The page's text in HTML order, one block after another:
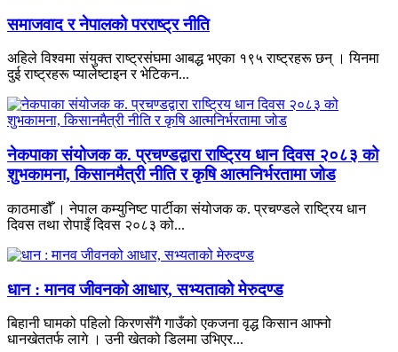
समाजवाद र नेपालको परराष्ट्र नीति
अहिले विश्वमा संयुक्त राष्ट्रसंघमा आबद्ध भएका १९५ राष्ट्रहरू छन् । यिनमा
दुई राष्ट्रहरू प्यालेष्टाइन र भेटिकन...
नेकपाका संयोजक क. प्रचण्डद्वारा राष्ट्रिय धान दिवस २०८३ को
शुभकामना, किसानमैत्री नीति र कृषि आत्मनिर्भरतामा जोड
काठमाडौँ । नेपाल कम्युनिष्ट पार्टीका संयोजक क. प्रचण्डले राष्ट्रिय धान
दिवस तथा रोपाइँ दिवस २०८३ को...
धान : मानव जीवनको आधार, सभ्यताको मेरुदण्ड
बिहानी घामको पहिलो किरणसँगै गाउँको एकजना वृद्ध किसान आफ्नो
धानखेततर्फ लागे । उनी खेतको डिलमा उभिएर...